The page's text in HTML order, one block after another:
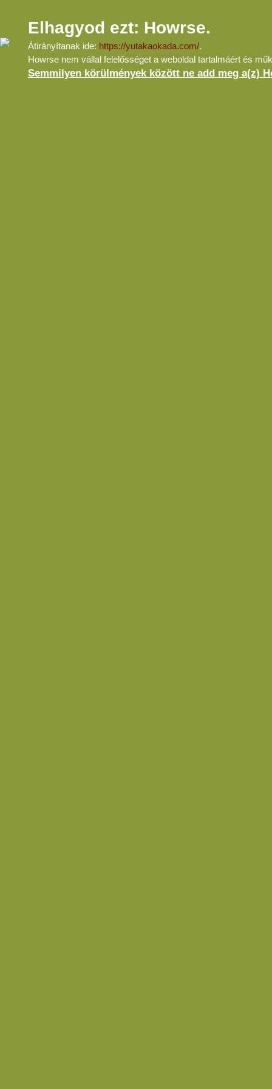
Elhagyod ezt: Howrse.
Átirányítanak ide: https://yutakaokada.com/.
Howrse nem vállal felelősséget a weboldal tartalmáért és
Semmilyen körülmények között ne add meg a(z)